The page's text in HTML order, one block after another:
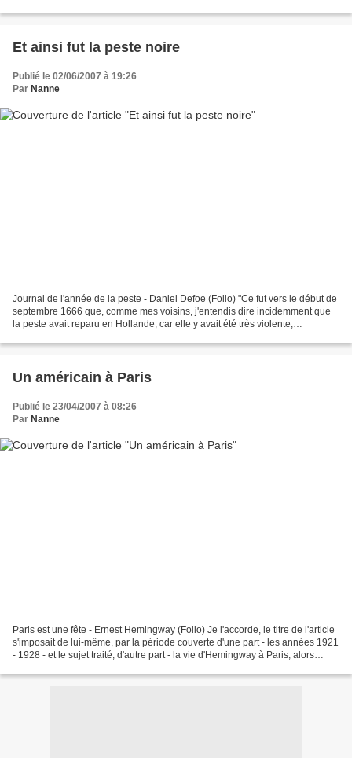
Et ainsi fut la peste noire
Publié le 02/06/2007 à 19:26
Par Nanne
Journal de l'année de la peste - Daniel Defoe (Folio) "Ce fut vers le début de
septembre 1666 que, comme mes voisins, j'entendis dire incidemment que
la peste avait reparu en Hollande, car elle y avait été très violente,
Un américain à Paris
Publié le 23/04/2007 à 08:26
Par Nanne
Paris est une fête - Ernest Hemingway (Folio) Je l'accorde, le titre de l'article
s'imposait de lui-même, par la période couverte d'une part - les années 1921
- 1928 - et le sujet traité, d'autre part - la vie d'Hemingway à Paris, alors